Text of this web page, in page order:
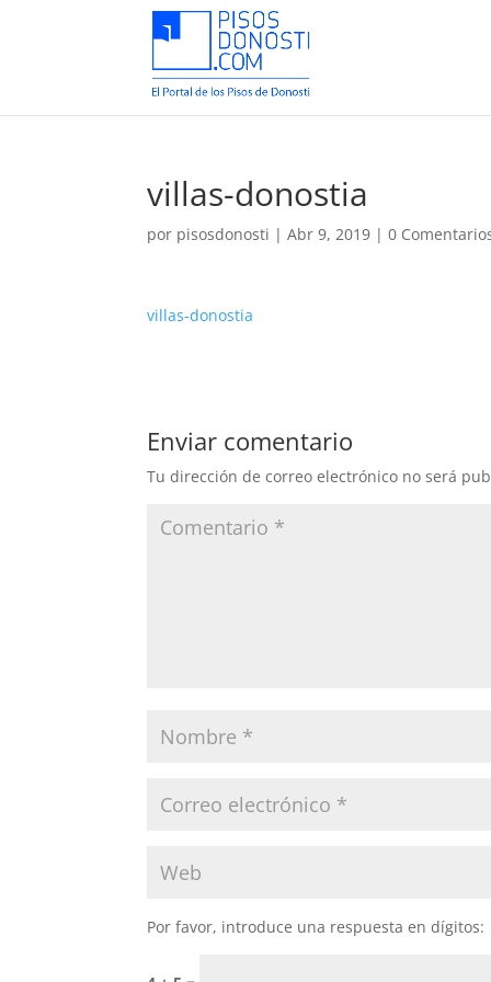
villas-donostia
por pisosdonosti |Abr 9, 2019 |0
villas-donostia
Enviar comentario
Tu dirección de correo electrónico no será
Por favor, introduce una respuesta en dígitos: